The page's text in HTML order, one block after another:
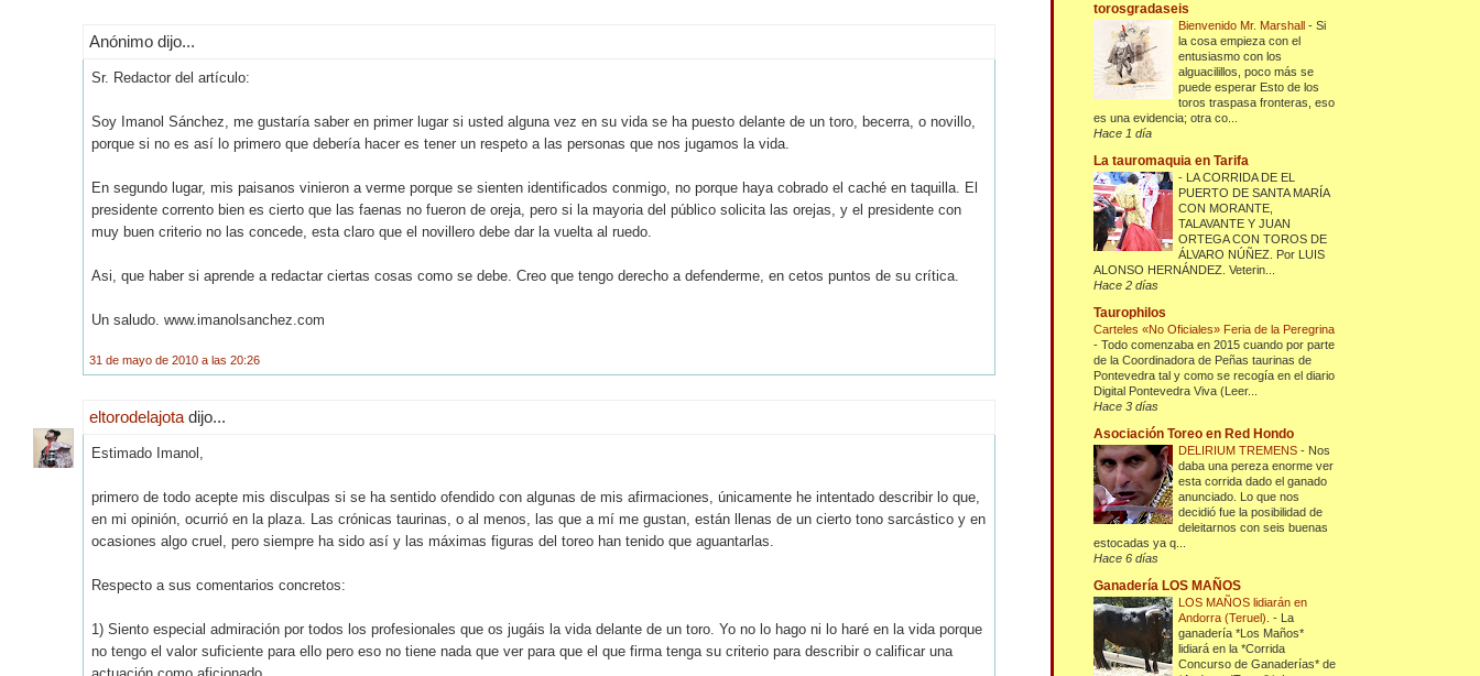
Anónimo dijo...
Sr. Redactor del artículo:
Soy Imanol Sánchez, me gustaría saber en primer lugar si usted alguna vez en su vida se ha puesto delante de un toro, becerra, o novillo,
porque si no es así lo primero que debería hacer es tener un respeto a las personas que nos jugamos la vida.
En segundo lugar, mis paisanos vinieron a verme porque se sienten identificados conmigo, no porque haya cobrado el caché en taquilla. El
presidente corrento bien es cierto que las faenas no fueron de oreja, pero si la mayoria del público solicita las orejas, y el presidente con
muy buen criterio no las concede, esta claro que el novillero debe dar la vuelta al ruedo.
Asi, que haber si aprende a redactar ciertas cosas como se debe. Creo que tengo derecho a defenderme, en cetos puntos de su crítica.
Un saludo. www.imanolsanchez.com
31 de mayo de 2010 a las 20:26
eltorodelajota dijo...
Estimado Imanol,
primero de todo acepte mis disculpas si se ha sentido ofendido con algunas de mis afirmaciones, únicamente he intentado describir lo que,
en mi opinión, ocurrió en la plaza. Las crónicas taurinas, o al menos, las que a mí me gustan, están llenas de un cierto tono sarcástico y en
ocasiones algo cruel, pero siempre ha sido así y las máximas figuras del toreo han tenido que aguantarlas.
Respecto a sus comentarios concretos:
1) Siento especial admiración por todos los profesionales que os jugáis la vida delante de un toro. Yo no lo hago ni lo haré en la vida porque
no tengo el valor suficiente para ello pero eso no tiene nada que ver para que el que firma tenga su criterio para describir o calificar una
torosgradaseis
Bienvenido Mr. Marshall-Si
la cosa empieza con el
entusiasmo con los
alguacilillos, poco más se
puede esperar Esto de los
toros traspasa fronteras, eso
es una evidencia; otra co...
Hace 1 día
La tauromaquia en Tarifa
- LA CORRIDA DE EL
PUERTO DE SANTA MARÍA
CON MORANTE,
TALAVANTE Y JUAN
ORTEGA CON TOROS DE
ÁLVARO NÚÑEZ. Por LUIS
ALONSO HERNÁNDEZ. Veterin...
Hace 2 días
Taurophilos
Carteles «No Oficiales» Feria de la Peregrina
-Todo comenzaba en 2015 cuando por parte
de la Coordinadora de Peñas taurinas de
Pontevedra tal y como se recogía en el diario
Digital Pontevedra Viva (Leer...
Hace 3 días
Asociación Toreo en Red Hondo
DELIRIUM TREMENS- Nos
daba una pereza enorme ver
esta corrida dado el ganado
anunciado. Lo que nos
decidió fue la posibilidad de
deleitarnos con seis buenas
estocadas ya q...
Hace 6 días
Ganadería LOS MAÑOS
LOS MAÑOS lidiarán en
Andorra (Teruel).- La
ganadería *Los Maños*
lidiará en la *Corrida
Concurso de Ganaderías* de